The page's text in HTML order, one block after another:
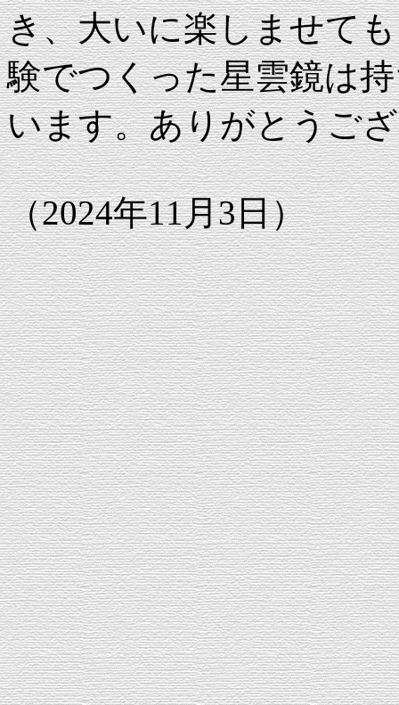
き、大いに楽しませて
験でつくった星雲鏡は
います。ありがとうご
（2024年11月3日）